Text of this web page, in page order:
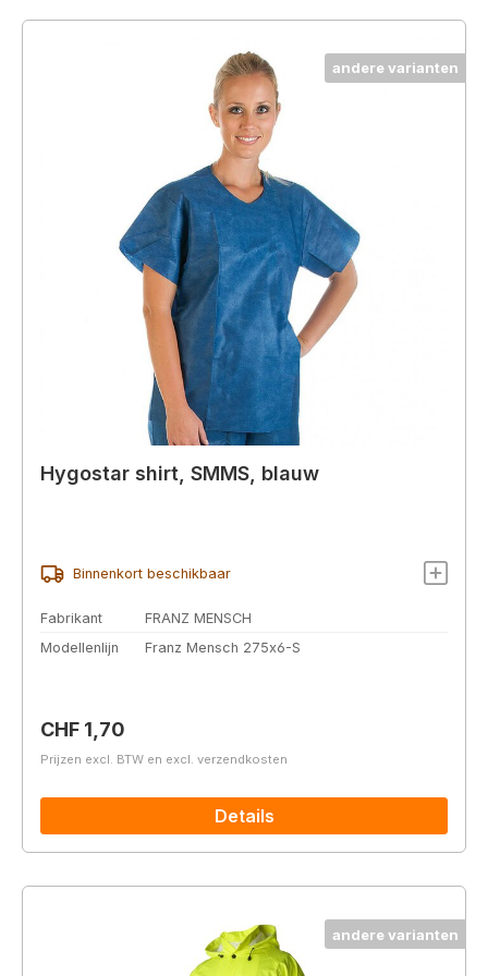
andere varianten
Hygostar shirt, SMMS, blauw
Binnenkort beschikbaar
Fabrikant
FRANZ MENSCH
Modellenlijn
Franz Mensch 275x6-S
Normale prijs:
CHF 1,70
Prijzen excl. BTW en excl. verzendkosten
Details
andere varianten